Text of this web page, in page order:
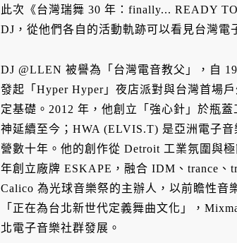
此次《台灣瑞舞 30 年：finally... READY
DJ，從他們各自的活動軌跡可以看見台灣電
DJ @LLEN 被譽為「台灣電音教父」，自
發起「Hyper Hyper」夜店派對與台灣首場
定基礎。2012 年，他創立「強心針」於瓶
神延續至今；HWA (ELVIS.T) 是亞洲電子
營數十年。他的創作從 Detroit 工業氛圍與
年創立廠牌 ESKAPE，融合 IDM、trance
Calico 為光球音樂祭的主辦人，以前瞻性音
「正在為台北新世代定義舞曲文化」，
北電子音樂社群發展。